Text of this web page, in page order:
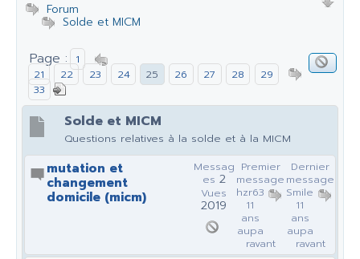
Forum
Solde et MICM
Page :
1
21
22 23 24 25 26 27 28
29
33
Solde et MICM
Questions relatives à la solde et à la MICM
mutation et
changement
domicile (micm)
Dernier
message
Smile
11
ans
aupa
ravant
Premier
message
hzr63
11
ans
aupa
ravant
Messag
es 2
Vues
2019